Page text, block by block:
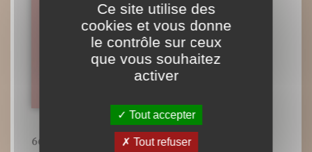
66
Ce site utilise des
cookies et vous donne
le contrôle sur ceux
que vous souhaitez
activer
Tout accepter
Tout refuser